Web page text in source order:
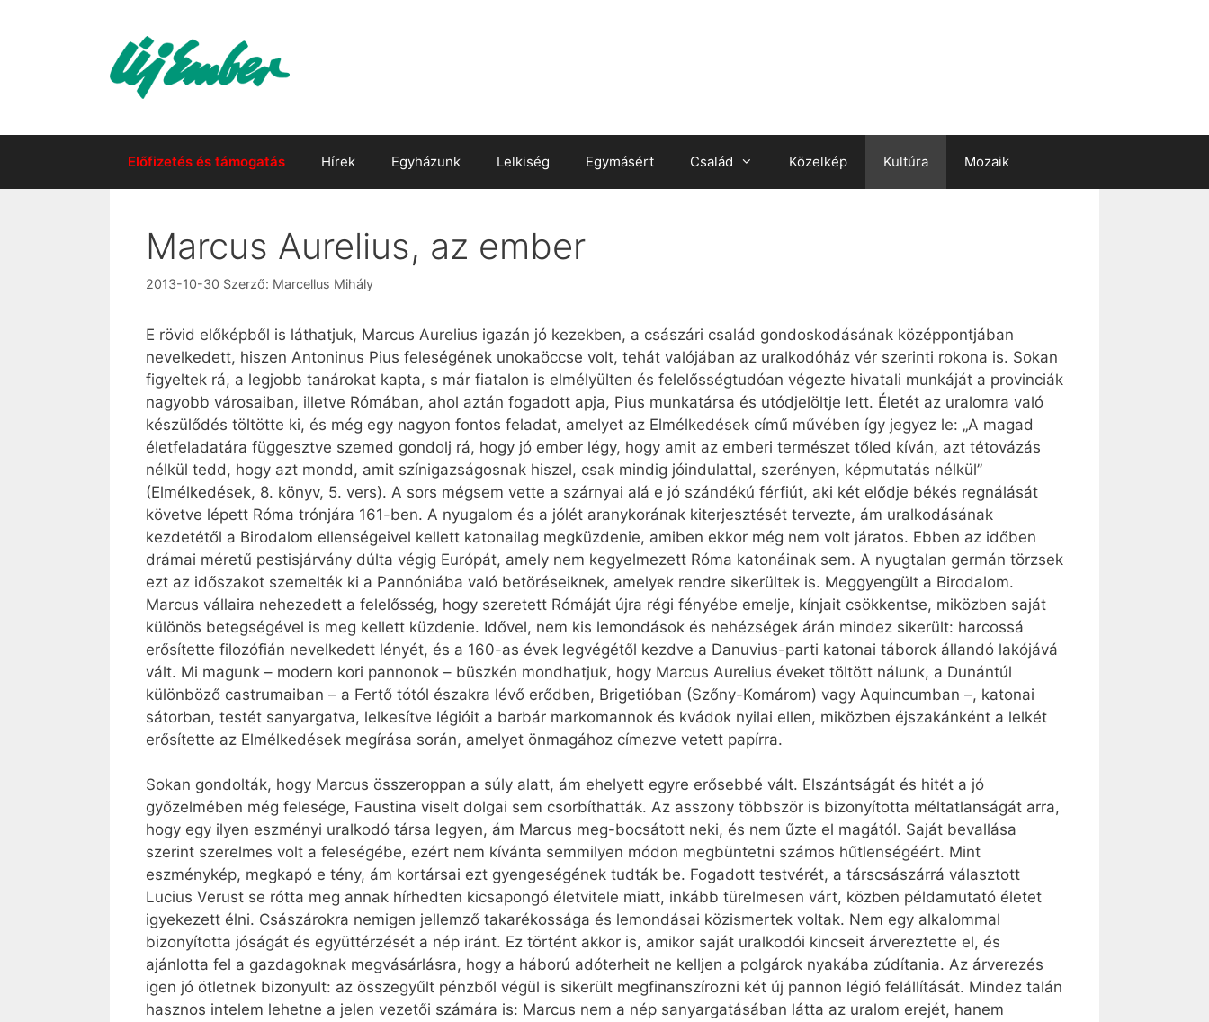
Előfizetés és támogatás Hírek Egyházunk Lelkiség Egymásért Család Közelkép Kultúra Mozaik
Marcus Aurelius, az ember
2013-10-30 Szerző: Marcellus Mihály
E rövid előképből is láthatjuk, Marcus Aurelius igazán jó kezekben, a császári család gondoskodásának középpontjában
nevelkedett, hiszen Antoninus Pius feleségének unokaöccse volt, tehát valójában az uralkodóház vér szerinti rokona is. Sokan
figyeltek rá, a legjobb tanárokat kapta, s már fiatalon is elmélyülten és felelősségtudóan végezte hivatali munkáját a provinciák
nagyobb városaiban, illetve Rómában, ahol aztán fogadott apja, Pius munkatársa és utódjelöltje lett. Életét az uralomra való
készülődés töltötte ki, és még egy nagyon fontos feladat, amelyet az Elmélkedések című művében így jegyez le: „A magad
életfeladatára függesztve szemed gondolj rá, hogy jó ember légy, hogy amit az emberi természet tőled kíván, azt tétovázás
nélkül tedd, hogy azt mondd, amit színigazságosnak hiszel, csak mindig jóindulattal, szerényen, képmutatás nélkül”
(Elmélkedések, 8. könyv, 5. vers). A sors mégsem vette a szárnyai alá e jó szándékú férfiút, aki két elődje békés regnálását
követve lépett Róma trónjára 161-ben. A nyugalom és a jólét aranykorának kiterjesztését tervezte, ám uralkodásának
kezdetétől a Birodalom ellenségeivel kellett katonailag megküzdenie, amiben ekkor még nem volt járatos. Ebben az időben
drámai méretű pestisjárvány dúlta végig Európát, amely nem kegyelmezett Róma katonáinak sem. A nyugtalan germán törzsek
ezt az időszakot szemelték ki a Pannóniába való betöréseiknek, amelyek rendre sikerültek is. Meggyengült a Birodalom.
Marcus vállaira nehezedett a felelősség, hogy szeretett Rómáját újra régi fényébe emelje, kínjait csökkentse, miközben saját
különös betegségével is meg kellett küzdenie. Idővel, nem kis lemondások és nehézségek árán mindez sikerült: harcossá
erősítette filozófián nevelkedett lényét, és a 160-as évek legvégétől kezdve a Danuvius-parti katonai táborok állandó lakójává
vált. Mi magunk – modern kori pannonok – büszkén mondhatjuk, hogy Marcus Aurelius éveket töltött nálunk, a Dunántúl
különböző castrumaiban – a Fertő tótól északra lévő erődben, Brigetióban (Szőny-Komárom) vagy Aquincumban –, katonai
sátorban, testét sanyargatva, lelkesítve légióit a barbár markomannok és kvádok nyilai ellen, miközben éjszakánként a lelkét
erősítette az Elmélkedések megírása során, amelyet önmagához címezve vetett papírra.
Sokan gondolták, hogy Marcus összeroppan a súly alatt, ám ehelyett egyre erősebbé vált. Elszántságát és hitét a jó
győzelmében még felesége, Faustina viselt dolgai sem csorbíthatták. Az asszony többször is bizonyította méltatlanságát arra,
hogy egy ilyen eszményi uralkodó társa legyen, ám Marcus meg-bocsátott neki, és nem űzte el magától. Saját bevallása
szerint szerelmes volt a feleségébe, ezért nem kívánta semmilyen módon megbüntetni számos hűtlenségéért. Mint
eszménykép, megkapó e tény, ám kortársai ezt gyengeségének tudták be. Fogadott testvérét, a társcsászárrá választott
Lucius Verust se rótta meg annak hírhedten kicsapongó életvitele miatt, inkább türelmesen várt, közben példamutató életet
igyekezett élni. Császárokra nemigen jellemző takarékossága és lemondásai közismertek voltak. Nem egy alkalommal
bizonyította jóságát és együttérzését a nép iránt. Ez történt akkor is, amikor saját uralkodói kincseit árvereztette el, és
ajánlotta fel a gazdagoknak megvásárlásra, hogy a háború adóterheit ne kelljen a polgárok nyakába zúdítania. Az árverezés
igen jó ötletnek bizonyult: az összegyűlt pénzből végül is sikerült megfinanszírozni két új pannon légió felállítását. Mindez talán
hasznos intelem lehetne a jelen vezetői számára is: Marcus nem a nép sanyargatásában látta az uralom erejét, hanem